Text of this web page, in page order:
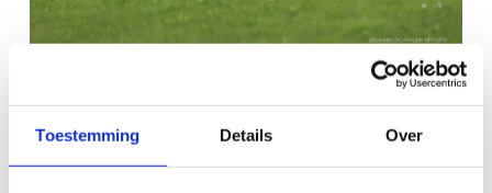
Toestemming Details Over
Het veld bij de vrouwen is iets minder groot, maar met
namen als Rachel Klamer, Robin Dreijling, Babette
Rosman, Silke de Wolde, Merel Veltman, Aniek Mars en